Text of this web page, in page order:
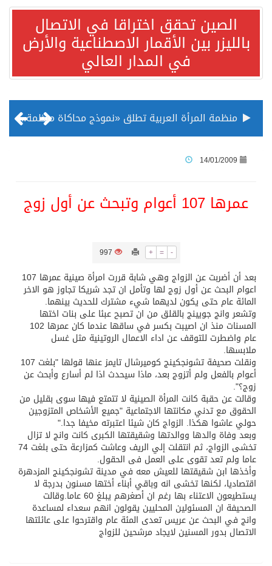
الصين تحقق اختراقا في الاتصال
بالليزر بين الأقمار الاصطناعية والأرض
في المدار العالي
منظمة المرأة العربية تطلق «نموذج محاكاة منظمة المرأة العربية للشباب» بمشاركة 10 دول عربية..غدًا
ثلة من الضابطات في الجييش الكويتي
كسوة الكعبة تعتلي البيت العتيق
“سبيس إكس” تطلق 24 قمرًا صناعيًا جديدًا إلى الفضاء
14/01/2009
عمرها 107 أعوام وتبحث عن أول زوج
+ = -
997
بعد أن أضربت عن الزواج وهي شابة قررت امرأة صينية عمرها 107
اعوام البحث عن أول زوج لها وتأمل ان تجد شريكا تجاوز هو الاخر
المائة عام حتى يكون لديهما شيء مشترك للحديث بينهما.
وتشعر وانج جويينج بالقلق من ان تصبح عبئا على بنات اختها
المسنات منذ ان اصيبت بكسر في ساقها عندما كان عمرها 102
عام واضطرت للتوقف عن اداء الاعمال الروتينية مثل غسل
ملابسها.
ونقلت صحيفة تشونجكينج كوميرشال تايمز عنها قولها "بلغت 107
أعوام بالفعل ولم أتزوج بعد، ماذا سيحدث اذا لم أسارع وأبحث عن
زوج؟".
وقالت عن حقبة كانت المرأة الصينية لا تتمتع فيها سوى بقليل من
الحقوق مع تدني مكانتها الاجتماعية "جميع الأشخاص المتزوجين
حولي عاشوا هكذا. الزواج كان شيئا اعتبرته مخيفا جدا."
وبعد وفاة والدها ووالدتها وشقيقتها الكبرى كانت وانج لا تزال
تخشى الزواج، ثم انتقلت إلي الريف وعاشت كمزارعة حتى بلغت 74
عاما ولم تعد تقوى على العمل فى الحقول.
وأخذها ابن شقيقتها للعيش معه في مدينة تشونجكينج المزدهرة
اقتصاديا، لكنها تخشى انه وباقي أبناء أختها مسنون بدرجة لا
يستطيعون الاعتناء بها رغم ان أصغرهم يبلغ 60 عاما.وقالت
الصحيفة ان المسئولين المحليين يقولون انهم سعداء لمساعدة
وانج في البحث عن عريس تعدى المئة عام واقترحوا على عائلتها
الاتصال بدور المسنين لايجاد مرشحين للزواج